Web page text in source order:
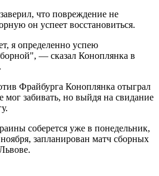
что повреждение не
он успеет восстановиться.
я определенно успею
— сказал Коноплянка в
Фрайбурга Коноплянка отыграл
забивать, но выйдя на свидание
соберется уже в понедельник,
запланирован матч сборных